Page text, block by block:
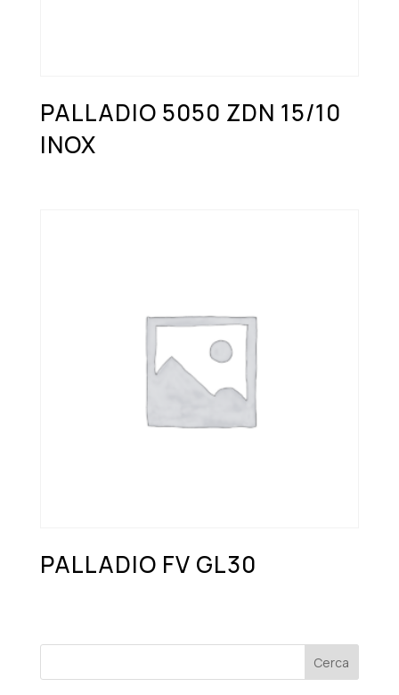
PALLADIO 5050 ZDN 15/10
INOX
PALLADIO FV GL30
Cerca